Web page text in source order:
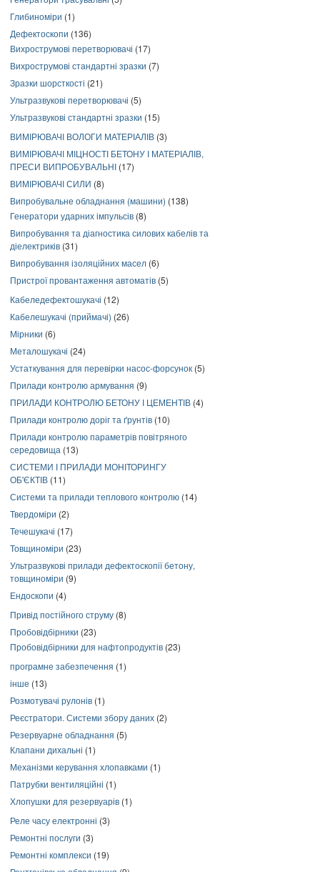
Глибиноміри (1)
Дефектоскопи (136)
Вихрострумові перетворювачі (17)
Вихрострумові стандартні зразки (7)
Зразки шорсткості (21)
Ультразвукові перетворювачі (5)
Ультразвукові стандартні зразки (15)
ВИМІРЮВАЧІ ВОЛОГИ МАТЕРІАЛІВ (3)
ВИМІРЮВАЧІ МІЦНОСТІ БЕТОНУ І МАТЕРІАЛІВ,
ПРЕСИ ВИПРОБУВАЛЬНІ (17)
ВИМІРЮВАЧІ СИЛИ (8)
Випробувальне обладнання (машини) (138)
Генератори ударних імпульсів (8)
Випробування та діагностика силових кабелів та
діелектриків (31)
Випробування ізоляційних масел (6)
Пристрої провантаження автоматів (5)
Кабеледефектошукачі (12)
Кабелешукачі (приймачі) (26)
Мірники (6)
Металошукачі (24)
Устаткування для перевірки насос-форсунок (5)
Прилади контролю армування (9)
ПРИЛАДИ КОНТРОЛЮ БЕТОНУ І ЦЕМЕНТІВ (4)
Прилади контролю доріг та ґрунтів (10)
Прилади контролю параметрів повітряного
середовища (13)
СИСТЕМИ І ПРИЛАДИ МОНІТОРИНГУ
ОБ'ЄКТІВ (11)
Системи та прилади теплового контролю (14)
Твердоміри (2)
Течешукачі (17)
Товщиноміри (23)
Ультразвукові прилади дефектоскопії бетону,
товщиноміри (9)
Ендоскопи (4)
Привід постійного струму (8)
Пробовідбірники (23)
Пробовідбірники для нафтопродуктів (23)
програмне забезпечення (1)
інше (13)
Розмотувачі рулонів (1)
Реєстратори. Системи збору даних (2)
Резервуарне обладнання (5)
Клапани дихальні (1)
Механізми керування хлопавками (1)
Патрубки вентиляційні (1)
Хлопушки для резервуарів (1)
Реле часу електронні (3)
Ремонтні послуги (3)
Ремонтні комплекси (19)